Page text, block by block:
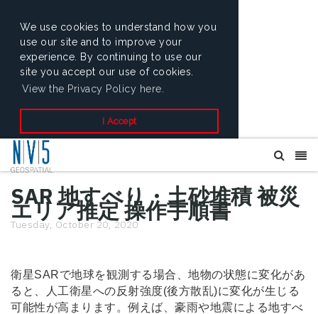
We use cookies to understand how you
use our site and to improve your
experience. By continuing to use our
site you accept our use of cookies.
View the Privacy Policy here.
I Accept
SAR 地すべり・土砂堆積 被災
エリア推定 操作手順書
Tuesday, October 20, 2020
衛星SARで地球を観測する場合、地物の状態に変化があ
ると、人工衛星への反射強度(後方散乱)に変化が生じる
可能性が高まります。例えば、豪雨や地震による地すべ